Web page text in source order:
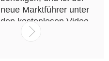
neue Marktführer unter
den kostenlosen Video-
und Vlogging-